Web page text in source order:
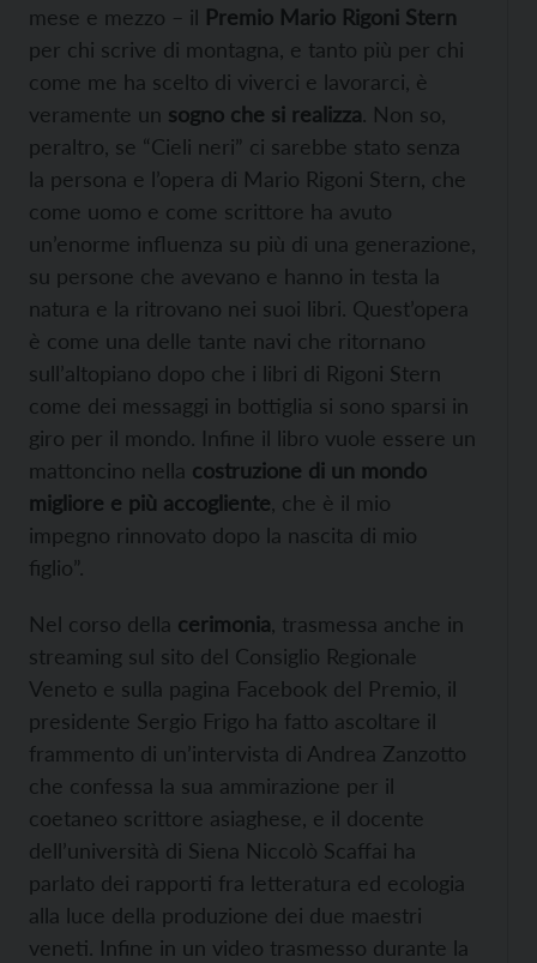
mese e mezzo – il Premio Mario Rigoni Stern
per chi scrive di montagna, e tanto più per chi
come me ha scelto di viverci e lavorarci, è
veramente un sogno che si realizza. Non so,
peraltro, se “Cieli neri” ci sarebbe stato senza
la persona e l’opera di Mario Rigoni Stern, che
come uomo e come scrittore ha avuto
un’enorme influenza su più di una generazione,
su persone che avevano e hanno in testa la
natura e la ritrovano nei suoi libri. Quest’opera
è come una delle tante navi che ritornano
sull’altopiano dopo che i libri di Rigoni Stern
come dei messaggi in bottiglia si sono sparsi in
giro per il mondo. Infine il libro vuole essere un
mattoncino nella costruzione di un mondo
migliore e più accogliente , che è il mio
impegno rinnovato dopo la nascita di mio
figlio”.
Nel corso della cerimonia , trasmessa anche in
streaming sul sito del Consiglio Regionale
Veneto e sulla pagina Facebook del Premio, il
presidente Sergio Frigo ha fatto ascoltare il
frammento di un’intervista di Andrea Zanzotto
che confessa la sua ammirazione per il
coetaneo scrittore asiaghese, e il docente
dell’università di Siena Niccolò Scaffai ha
parlato dei rapporti fra letteratura ed ecologia
alla luce della produzione dei due maestri
veneti. Infine in un video trasmesso durante la